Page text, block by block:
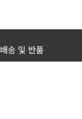
배송 및 반품